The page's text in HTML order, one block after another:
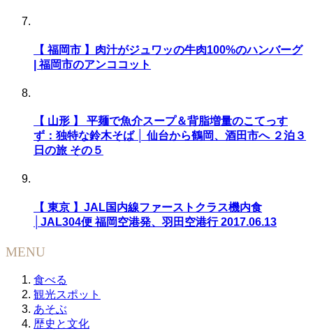
【 福岡市 】肉汁がジュワッの牛肉100%のハンバーグ
| 福岡市のアンココット
【 山形 】 平麺で魚介スープ＆背脂増量のこてっす
ず：独特な鈴木そば │ 仙台から鶴岡、酒田市へ ２泊３
日の旅 その５
【 東京 】JAL国内線ファーストクラス機内食
│JAL304便 福岡空港発、羽田空港行 2017.06.13
MENU
食べる
観光スポット
あそぶ
歴史と文化